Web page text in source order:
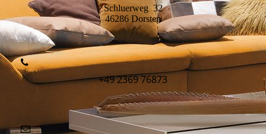
Schluerweg 32
46286 Dorsten
+49 2369 76873